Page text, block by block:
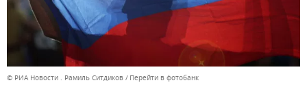
© РИА Новости . Рамиль Ситдиков Перейти в фотобанк